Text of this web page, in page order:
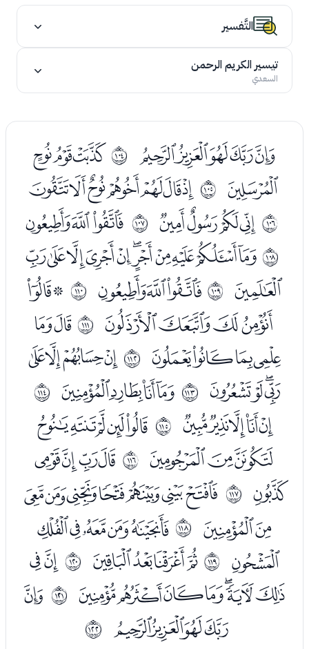
التَّفسير
تيسير الكريم الرحمن
السعدي
ﯪﯫﯬﯭﯮ ﱧﯰﯱﯲ
ﯳ ﱨﯵﯶﯷﯸﯹﯺﯻ
ﱩﯽﯾﯿﰀ ﱪ ﰂﰃﰄ
ﱫﰆﰇﰈﰉﰊﰋﰌﰍﰎﰏﰐ
ﰑ ﱬﰓﰔﰕ ﱭ ﰗﰘ
ﰙﰚﰛﰜ ﱮﭑﭒ
ﭓﭔﭕﭖ ﱯﭘﭙﭚﭛ
ﭜﭝﭞﭟ ﱰ ﭡﭢﭣﭤ ﱱ
ﭦﭧﭨﭩﭪ ﱲ ﭬﭭﭮﭯﭰ
ﭱﭲﭳ ﱳ ﭵﭶﭷﭸ
ﭹ ﱴ ﭻﭼﭽﭾﭿﮀﮁ
ﮂﮃ ﱵﮅﮆﮇﮈﮉ
ﮊ ﱶﮌﮍﮎﮏ ﱷﮑﮒ
ﮓﮔﮕﮖﮗﮘﮙ ﱸ ﮛ
ﮜﮝﮞﮟ ﱹ